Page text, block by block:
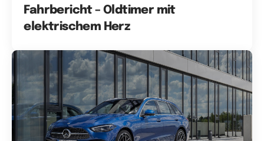
Fahrbericht – Oldtimer mit
elektrischem Herz